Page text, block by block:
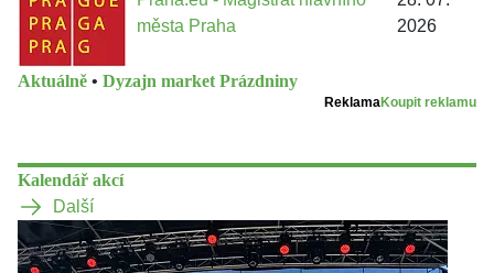
města Praha
2026
Aktuálně • Dyzajn market Prázdniny
ReklamaKoupit reklamu
Kalendář akcí
Další